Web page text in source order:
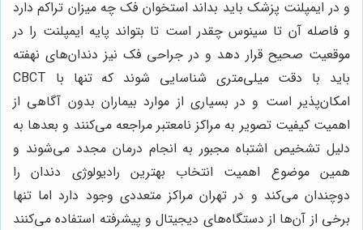
و در ایمپلنت پزشک باید بداند استخوان فک چه میزان تراکم دارد
و فاصله آن تا سینوس چقدر است تا بتواند پایه ایمپلنت را در
موقعیت صحیح قرار دهد و در جراحی فک نیز دندان‌های نهفته
باید با دقت میلی‌متری شناسایی شوند که تنها با CBCT
امکان‌پذیر است و در بسیاری از موارد بیماران بدون آگاهی از
اهمیت کیفیت تصویر به مراکز نامعتبر مراجعه می‌کنند و بعدها به
دلیل تشخیص اشتباه مجبور به انجام درمان مجدد می‌شوند و
همین موضوع اهمیت انتخاب بهترین رادیولوژی دندان را
دوچندان می‌کند و در تهران مراکز متعددی وجود دارد اما تنها
برخی از آن‌ها از دستگاه‌های دیجیتال و پیشرفته استفاده می‌کنند